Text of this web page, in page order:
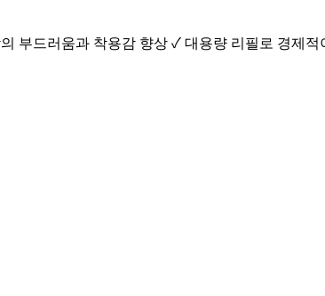
부드러움과 착용감 향상 ✓ 대용량 리필로 경제적